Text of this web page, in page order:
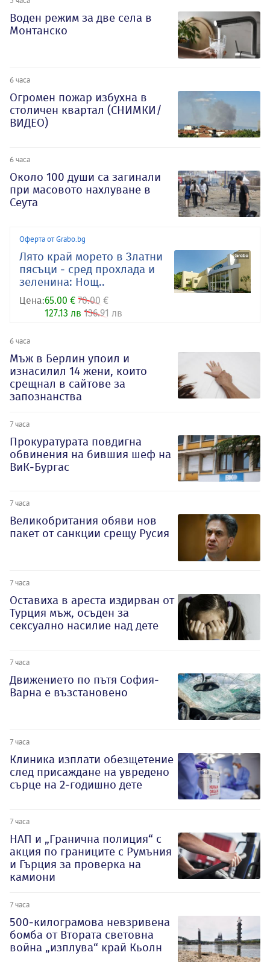
Воден режим за две села в
Монтанско
6 часа
Огромен пожар избухна в
столичен квартал (СНИМКИ/
ВИДЕО)
6 часа
Около 100 души са загинали
при масовото нахлуване в
Сеута
Оферта от Grabo.bg
Лято край морето в Златни
пясъци - сред прохлада и
зеленина: Нощ..
Цена:65.00 € 70.00 €
127.13 лв 136.91 лв
6 часа
Мъж в Берлин упоил и
изнасилил 14 жени, които
срещнал в сайтове за
запознанства
7 часа
Прокуратурата повдигна
обвинения на бившия шеф на
ВиК-Бургас
7 часа
Великобритания обяви нов
пакет от санкции срещу Русия
7 часа
Оставиха в ареста издирван от
Турция мъж, осъден за
сексуално насилие над дете
7 часа
Движението по пътя София-
Варна е възстановено
7 часа
Клиника изплати обезщетение
след присаждане на увредено
сърце на 2-годишно дете
7 часа
НАП и „Гранична полиция“ с
акция по границите с Румъния
и Гърция за проверка на
камиони
7 часа
500-килограмова невзривена
бомба от Втората световна
война „изплува“ край Кьолн